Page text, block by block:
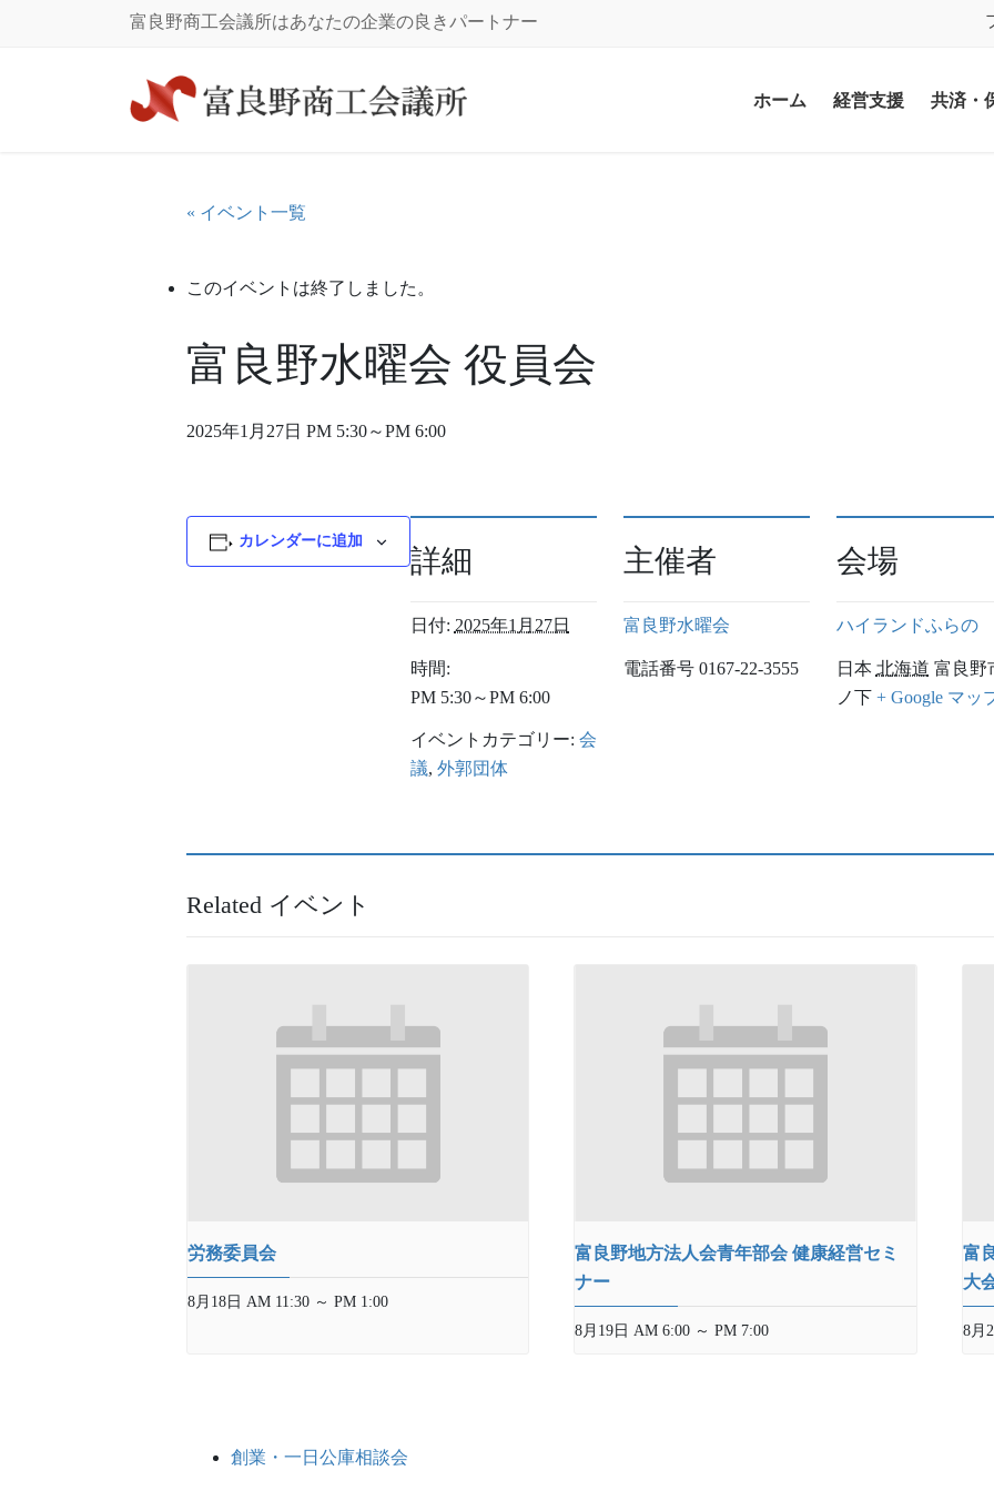
富良野商工会議所はあなたの企業の良きパートナー
ホーム 経営支援 共済・
« イベント一覧
このイベントは終了しました。
富良野水曜会 役員会
2025年1月27日 PM 5:30～PM 6:00
カレンダーに追加
詳細
日付: 2025年1月27日
時間:
PM 5:30～PM 6:00
イベントカテゴリー: 会
議, 外郭団体
主催者
富良野水曜会
電話番号 0167-22-3555
会場
ハイランドふらの
日本 北海道 富良野
ノ下 + Google マッ
Related イベント
労務委員会
8月18日 AM 11:30 ～ PM 1:00
富良野地方法人会青年部会 健康経営セミ
ナー
8月19日 AM 6:00 ～ PM 7:00
富
大
8月
創業・一日公庫相談会